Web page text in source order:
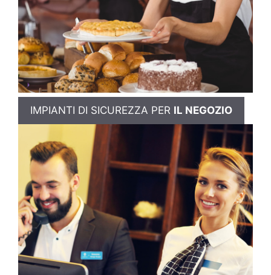
IMPIANTI DI SICUREZZA PER IL NEGOZIO